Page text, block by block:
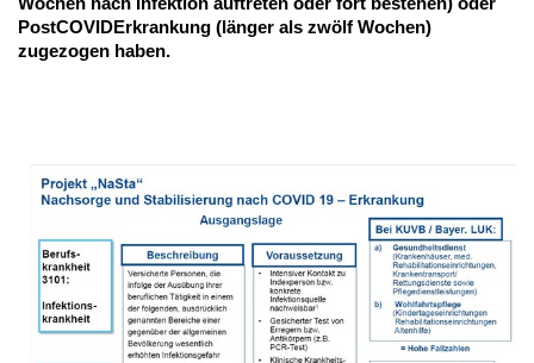
PostCOVIDErkrankung (länger als zwölf Wochen)
zugezogen haben.